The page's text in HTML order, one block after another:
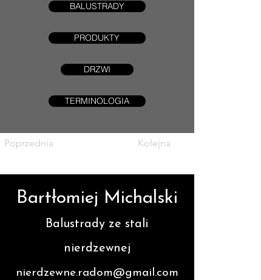
BALUSTRADY
PRODUKTY
DRZWI
TERMINOLOGIA
Poprzednia Kolejna
Bartłomiej Michalski
Balustrady ze stali
nierdzewnej
nierdzewne.radom@gmail.com